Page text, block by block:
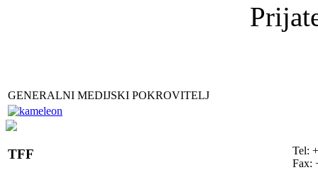
GENERALNI MEDIJSKI POKROVITELJ
TFF
Tel:
Fax: